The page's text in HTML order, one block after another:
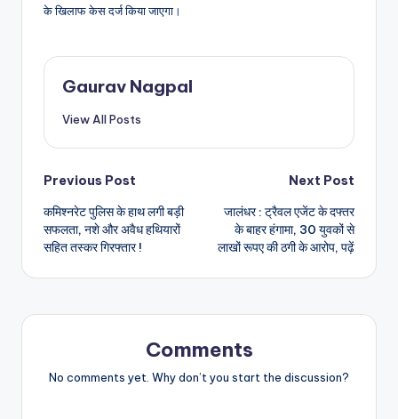
के खिलाफ केस दर्ज किया जाएगा।
Gaurav Nagpal
View All Posts
Post
navigation
Previous Post
कमिश्नरेट पुलिस के हाथ लगी बड़ी
सफलता, नशे और अवैध हथियारों
सहित तस्कर गिरफ्तार !
Next Post
जालंधर : ट्रैवल एजेंट के दफ्तर
के बाहर हंगामा, 30 युवकों से
लाखों रूपए की ठगी के आरोप, पढ़ें
Comments
No comments yet. Why don’t you start the discussion?